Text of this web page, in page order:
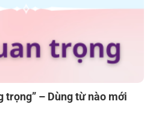
trọng” – Dùng từ nào mới